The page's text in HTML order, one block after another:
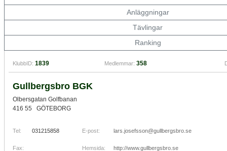
Anläggningar
Tävlingar
Ranking
KlubbID: 1839 Medlemmar: 358
Gullbergsbro BGK
Olbersgatan Golfbanan
416 55 GÖTEBORG
Tel: 031215858 E-post: lars.josefsson@gullbergsbro.se
Fax: Hemsida: http://www.gullbergsbro.se